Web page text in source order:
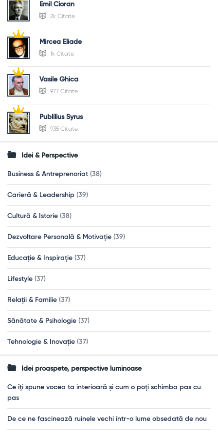
Emil Cioran
2k Citate
Mircea Eliade
1k Citate
Vasile Ghica
977 Citate
Publilius Syrus
935 Citate
Idei & Perspective
Business & Antreprenoriat (38)
Carieră & Leadership (39)
Cultură & Istorie (38)
Dezvoltare Personală & Motivație (39)
Educație & Inspirație (37)
Lifestyle (37)
Relații & Familie (37)
Sănătate & Psihologie (37)
Tehnologie & Inovație (37)
Idei proaspete, perspective luminoase
Ce îți spune vocea ta interioară și cum o poți schimba pas cu
pas
De ce ne fascinează ruinele vechi într-o lume obsedată de nou